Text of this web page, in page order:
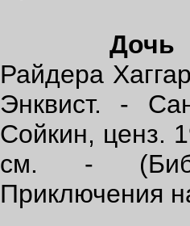
Дочь
Райдера
Энквист. -
Сойкин, ценз.
см. -
Приключения